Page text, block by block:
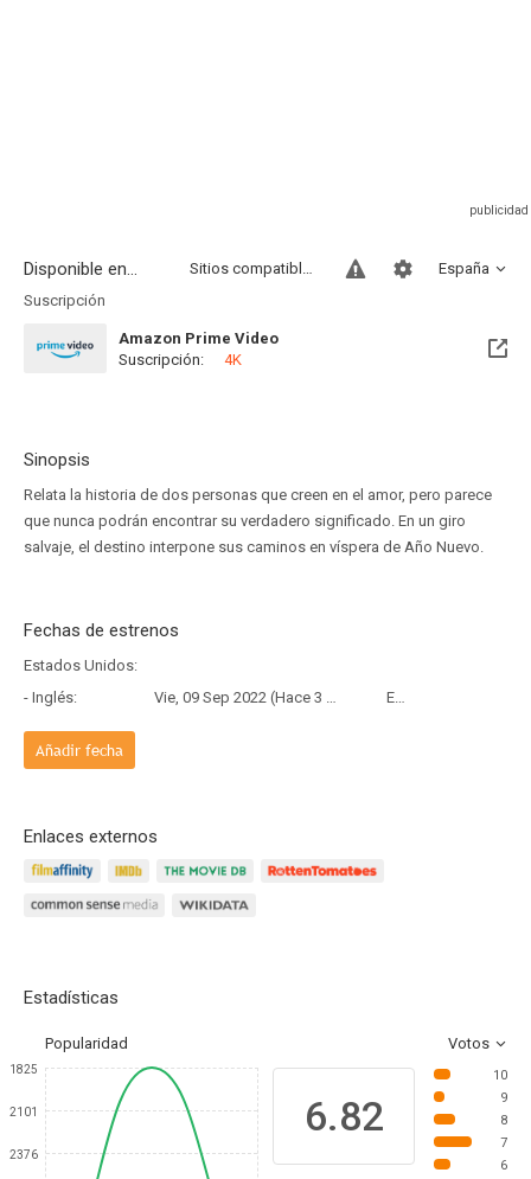
Disponible en... España
Sitios compatibles
Suscripción
Amazon Prime Video
Suscripción:
4K
Sinopsis
Relata la historia de dos personas que creen en el amor, pero parece
que nunca podrán encontrar su verdadero significado. En un giro
salvaje, el destino interpone sus caminos en víspera de Año Nuevo.
Fechas de estrenos
Estados Unidos:
- Inglés:
Vie, 09 Sep 2022 (Hace 3 años y 11 meses) Estreno
Añadir fecha
Enlaces externos
Estadísticas
Popularidad Votos
1825
2101
2376
6.82
10
9
8
7
6